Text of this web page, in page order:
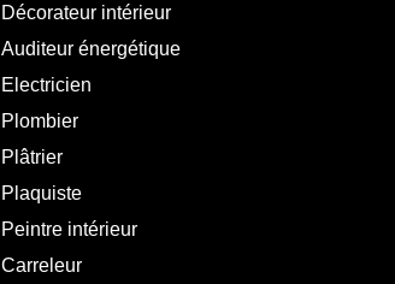
Décorateur intérieur
Auditeur énergétique
Electricien
Plombier
Plâtrier
Plaquiste
Peintre intérieur
Carreleur